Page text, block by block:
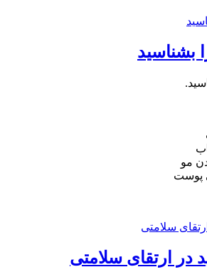
بشناسید
مو
پوست
در ارتقای سلامتی